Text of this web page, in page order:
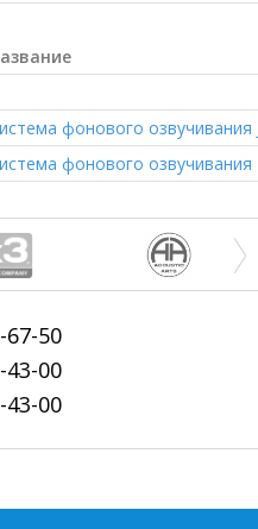
фонового
фонового
50
00
00